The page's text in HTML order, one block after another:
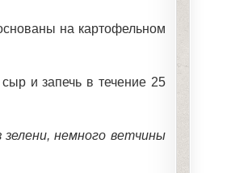
на картофельном
и запечь в течение 25
немного ветчины